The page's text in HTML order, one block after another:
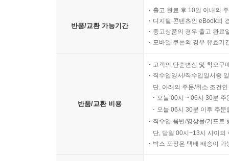
반품/교환 가능기간
출고 완료 후 10일 이내의
디지털 콘텐츠인 eBook의
중고상품의 경우 출고 완료
모바일 쿠폰의 경우 유효기
반품/교환 비용
고객의 단순변심 및 착오구
직수입양서/직수입일서중
단, 아래의 주문/취소 조건
오늘 00시 ~ 06시 30분
오늘 06시 30분 이후 주
직수입 음반/영상물/기프트
단, 당일 00시~13시 사이의
박스 포장은 택배 배송이